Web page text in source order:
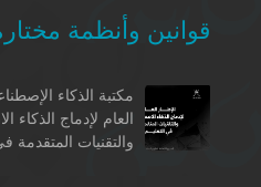
قوانين وأنظمة
مكتبة الذكاء
العام لإدماج الذكاء
والتقنيات المتقدمة